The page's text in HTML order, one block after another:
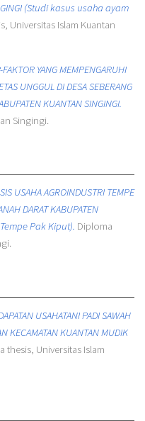
(Studi kasus usaha ayam
Universitas Islam Kuantan
FAKTOR YANG MEMPENGARUHI
UNGGUL DI DESA SEBERANG
KUANTAN SINGINGI.
Singingi.
USAHA AGROINDUSTRI TEMPE
DARAT KABUPATEN
Pak Kiput). Diploma
USAHATANI PADI SAWAH
KECAMATAN KUANTAN MUDIK
thesis, Universitas Islam